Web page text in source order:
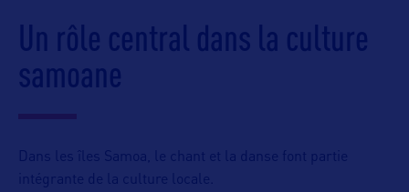
Un rôle central dans la culture
samoane
Dans les îles Samoa, le chant et la danse font partie
intégrante de la culture locale.